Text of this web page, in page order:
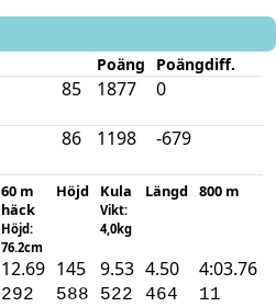
Poäng Poängdiff.
85 1877 0
86 1198 -679
60 m
häck
Höjd:
76.2cm
Höjd Kula
Vikt:
4,0kg
Längd 800 m
12.69
292
145
588
9.53
522
4.50
464
4:03.76
11